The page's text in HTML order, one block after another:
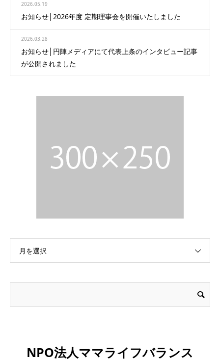
2026.05.19
お知らせ│2026年度 定期理事会を開催いたしました
2026.03.28
お知らせ│円陣メディアにて代表上条のインタビュー記事
が公開されました
月を選択
NPO法人ママライフバランス